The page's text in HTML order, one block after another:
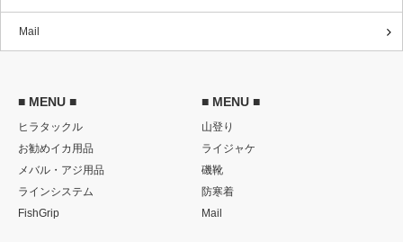
Mail
■ MENU ■
ヒラタックル
お勧めイカ用品
メバル・アジ用品
ラインシステム
FishGrip
■ MENU ■
山登り
ライジャケ
磯靴
防寒着
Mail